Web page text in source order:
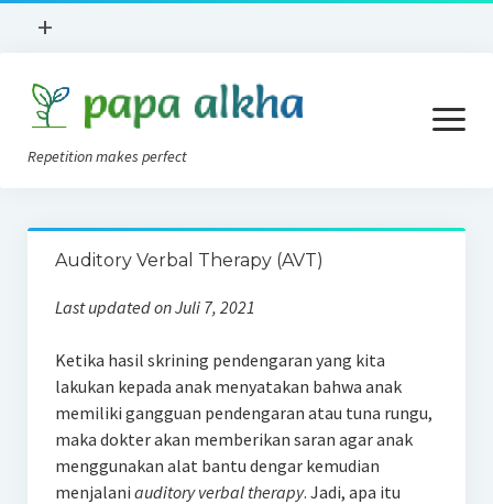
open
+
Books Review
Lokasi
Apa Itu?
Implan Koklea
Repetition makes perfect
open
menu
Konsep AVT
Tips AVT Di Rumah
Alat Bantu Dengar
Blog
Forum
Auditory Verbal Therapy (AVT)
Last updated on Juli 7, 2021
Ketika hasil skrining pendengaran yang kita
lakukan kepada anak menyatakan bahwa anak
memiliki gangguan pendengaran atau tuna rungu,
maka dokter akan memberikan saran agar anak
menggunakan alat bantu dengar kemudian
menjalani auditory verbal therapy. Jadi, apa itu